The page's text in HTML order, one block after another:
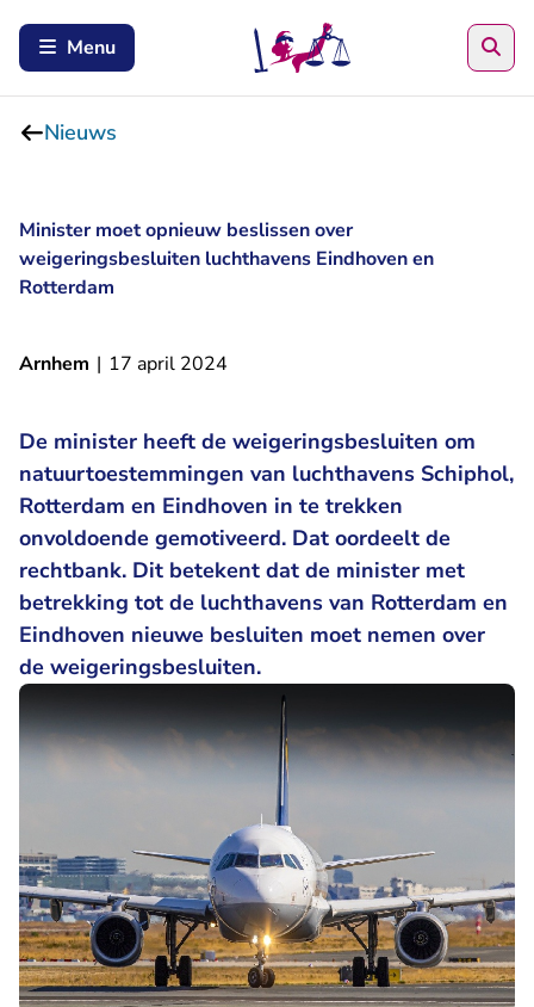
Menu
Nieuws
Minister moet opnieuw beslissen over
weigeringsbesluiten luchthavens Eindhoven en
Rotterdam
Arnhem | 17 april 2024
De minister heeft de weigeringsbesluiten om
natuurtoestemmingen van luchthavens Schiphol,
Rotterdam en Eindhoven in te trekken
onvoldoende gemotiveerd. Dat oordeelt de
rechtbank. Dit betekent dat de minister met
betrekking tot de luchthavens van Rotterdam en
Eindhoven nieuwe besluiten moet nemen over
de weigeringsbesluiten.